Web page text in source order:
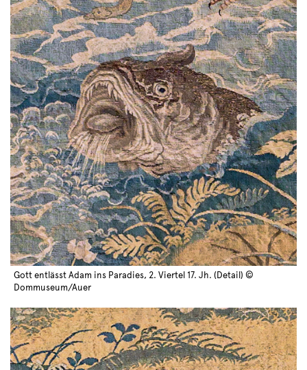
Gott entlässt Adam ins Paradies, 2. Viertel 17. Jh. (Detail) ©
Dommuseum/Auer